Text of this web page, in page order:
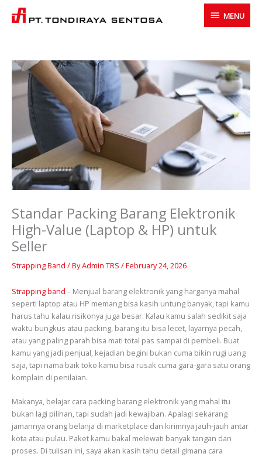
MENU
MENU
Standar Packing Barang Elektronik
High-Value (Laptop & HP) untuk
Seller
Strapping Band / ByAdmin TRS /February 24, 2026
Strapping band – Menjual barang elektronik yang harganya mahal
seperti laptop atau HP memang bisa kasih untung banyak, tapi kamu
harus tahu kalau risikonya juga besar. Kalau kamu salah sedikit saja
waktu bungkus atau packing, barang itu bisa lecet, layarnya pecah,
atau yang paling parah bisa mati total pas sampai di pembeli. Buat
kamu yang jadi penjual, kejadian begini bukan cuma bikin rugi uang
saja, tapi nama baik toko kamu bisa rusak cuma gara-gara satu orang
komplain di penilaian.
Makanya, belajar cara packing barang elektronik yang mahal itu
bukan lagi pilihan, tapi sudah jadi kewajiban. Apalagi sekarang
jamannya orang belanja di marketplace dan kirimnya jauh-jauh antar
kota atau pulau. Paket kamu bakal melewati banyak tangan dan
proses. Di tulisan ini, saya akan kasih tahu detail gimana cara